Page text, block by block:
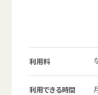
利用料
利用できる時間